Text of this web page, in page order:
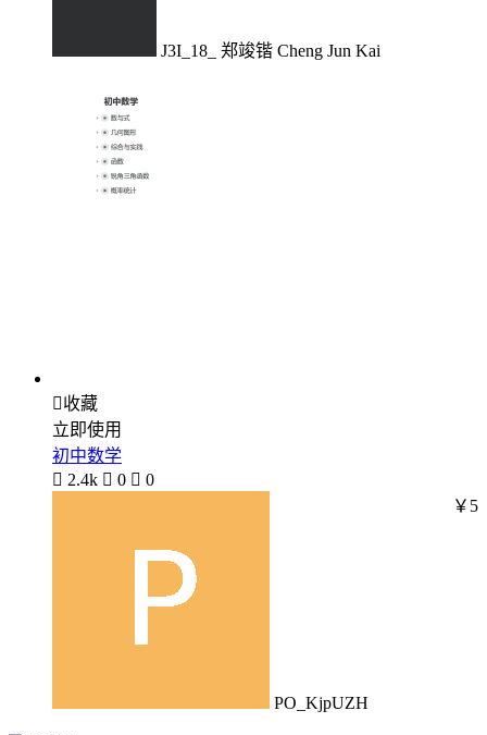
J3I_18_ 郑竣锴 Cheng Jun Kai
收藏
立即使用
初中数学
 2.4k  0  0
PO_KjpUZH
￥5